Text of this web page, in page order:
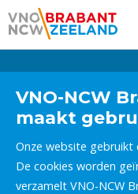
VNO-NCW
maakt
Onze website gebruikt
De cookies worden
verzamelt VNO-NCW